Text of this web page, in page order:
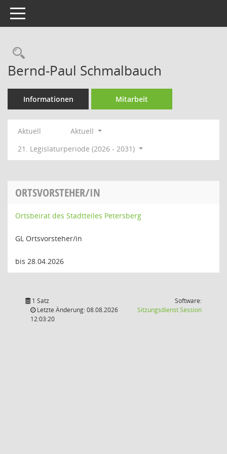
Toggle navigation
Rechercheauswahl
Bernd-Paul Schmalbauch
Informationen Mitarbeit
Aktuell
Aktuell
21. Legislaturperiode (2026 - 2031)
ORTSVORSTEHER/IN
Ortsbeirat des Stadtteiles Petersberg
GL Ortsvorsteher/in
bis 28.04.2026
1 Satz
Letzte Änderung: 08.08.2026
12:03:20
Software:
SitzungsdienstSession(Wird in